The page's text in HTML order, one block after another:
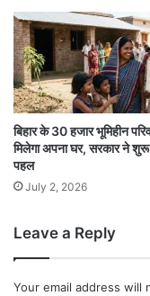
बिहार के 30 हजार भूमिहीन
मिलेगा अपना घर, सरकार ने शुरू
पहल
July 2, 2026
Leave a Reply
Your email address will